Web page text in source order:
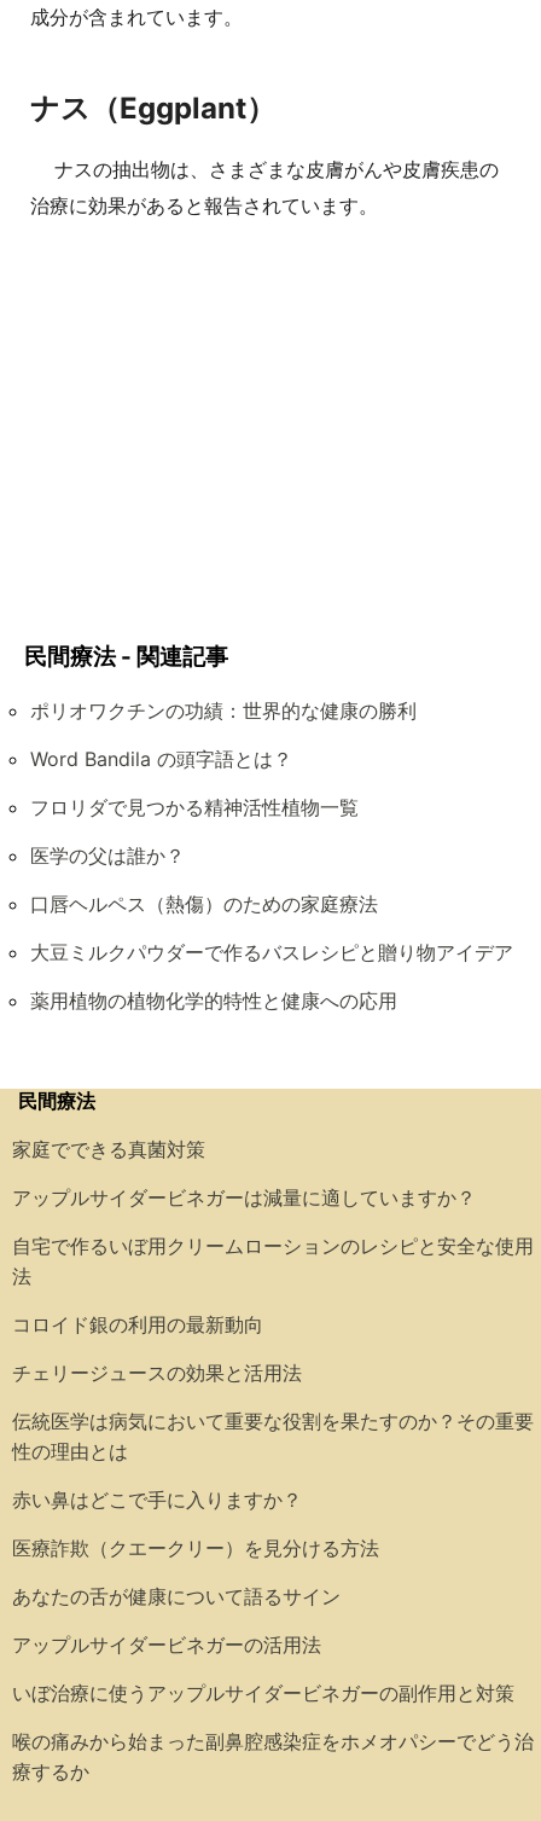
成分が含まれています。
ナス（Eggplant）
ナスの抽出物は、さまざまな皮膚がんや皮膚疾患の
治療に効果があると報告されています。
民間療法 - 関連記事
ポリオワクチンの功績：世界的な健康の勝利
Word Bandila の頭字語とは？
フロリダで見つかる精神活性植物一覧
医学の父は誰か？
口唇ヘルペス（熱傷）のための家庭療法
大豆ミルクパウダーで作るバスレシピと贈り物アイデア
薬用植物の植物化学的特性と健康への応用
民間療法
家庭でできる真菌対策
アップルサイダービネガーは減量に適していますか？
自宅で作るいぼ用クリームローションのレシピと安全な使用
法
コロイド銀の利用の最新動向
チェリージュースの効果と活用法
伝統医学は病気において重要な役割を果たすのか？その重要
性の理由とは
赤い鼻はどこで手に入りますか？
医療詐欺（クエークリー）を見分ける方法
あなたの舌が健康について語るサイン
アップルサイダービネガーの活用法
いぼ治療に使うアップルサイダービネガーの副作用と対策
喉の痛みから始まった副鼻腔感染症をホメオパシーでどう治
療するか